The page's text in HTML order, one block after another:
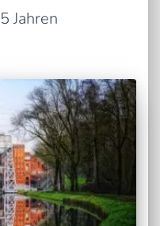
5 Jahren